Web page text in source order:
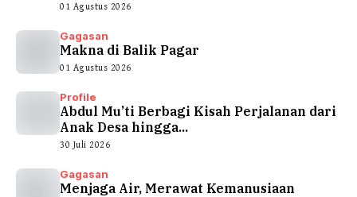
01 Agustus 2026
Gagasan
Makna di Balik Pagar
01 Agustus 2026
Profile
Abdul Mu’ti Berbagi Kisah Perjalanan dari
Anak Desa hingga...
30 Juli 2026
Gagasan
Menjaga Air, Merawat Kemanusiaan